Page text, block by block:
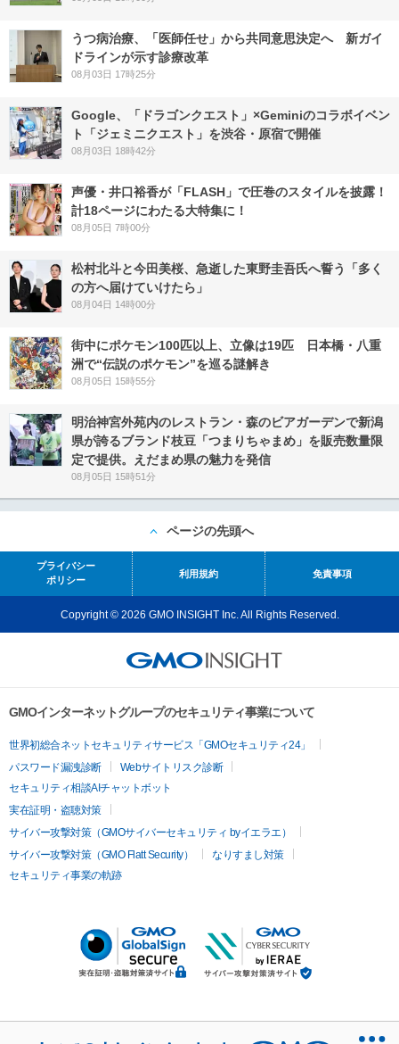
うつ病治療、「医師任せ」から共同意思決定へ 新ガイ
ドラインが示す診療改革
08月03日 17時25分
Google、「ドラゴンクエスト」×Geminiのコラボイベン
ト「ジェミニクエスト」を渋谷・原宿で開催
08月03日 18時42分
声優・井口裕香が「FLASH」で圧巻のスタイルを披露！
計18ページにわたる大特集に！
08月05日 7時00分
松村北斗と今田美桜、急逝した東野圭吾氏へ誓う「多く
の方へ届けていけたら」
08月04日 14時00分
街中にポケモン100匹以上、立像は19匹 日本橋・八重
洲で“伝説のポケモン”を巡る謎解き
08月05日 15時55分
明治神宮外苑内のレストラン・森のビアガーデンで新潟
県が誇るブランド枝豆「つまりちゃまめ」を販売数量限
定で提供。えだまめ県の魅力を発信
08月05日 15時51分
ページの先頭へ
プライバシー
ポリシー
利用規約 免責事項
Copyright © 2026 GMO INSIGHT Inc. All Rights Reserved.
GMOインターネットグループのセキュリティ事業について
世界初総合ネットセキュリティサービス「GMOセキュリティ24」
パスワード漏洩診断
Webサイトリスク診断
セキュリティ相談AIチャットボット
実在証明・盗聴対策
サイバー攻撃対策（GMOサイバーセキュリティ byイエラエ）
サイバー攻撃対策（GMO Flatt Security）
なりすまし対策
セキュリティ事業の軌跡